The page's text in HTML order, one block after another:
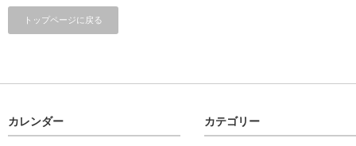
トップページに戻る
カレンダー カテゴリー